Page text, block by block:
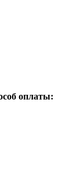
оплаты: